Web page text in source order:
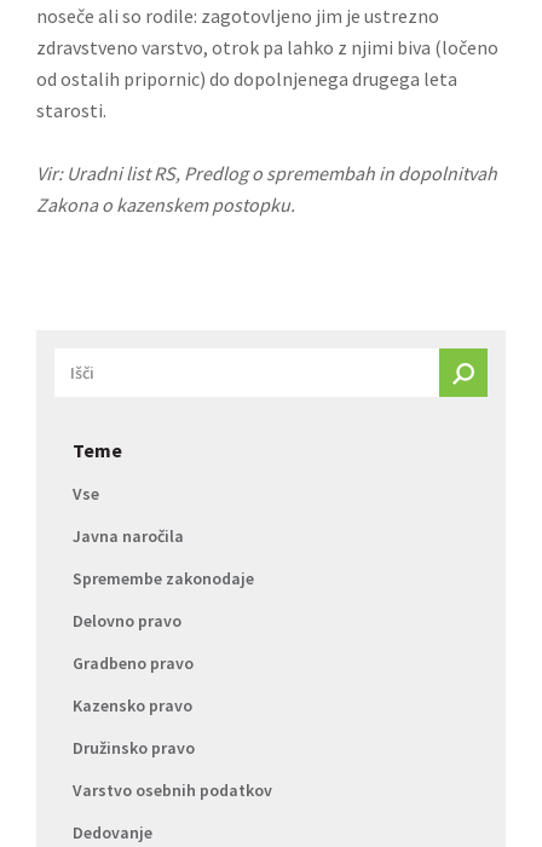
noseče ali so rodile: zagotovljeno jim je ustrezno
zdravstveno varstvo, otrok pa lahko z njimi biva (ločeno
od ostalih pripornic) do dopolnjenega drugega leta
starosti.
Vir: Uradni list RS, Predlog o spremembah in dopolnitvah
Zakona o kazenskem postopku.
Teme
Vse
Javna naročila
Spremembe zakonodaje
Delovno pravo
Gradbeno pravo
Kazensko pravo
Družinsko pravo
Varstvo osebnih podatkov
Dedovanje